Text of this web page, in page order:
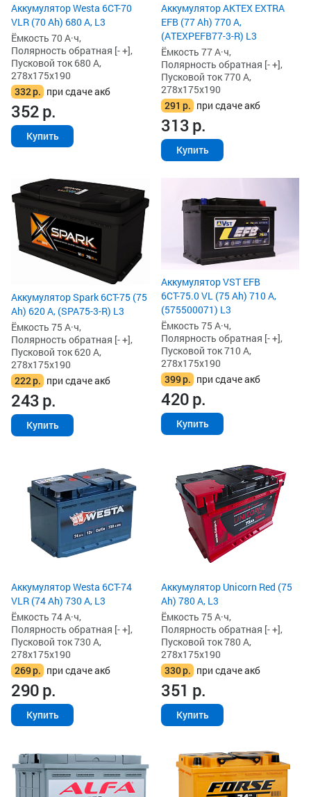
Аккумулятор Westa 6СТ-70
VLR (70 Ah) 680 А, L3
Ёмкость 70 А·ч,
Полярность обратная [- +],
Пусковой ток 680 А,
278x175x190
332р. при сдаче акб
352р.
Купить
Аккумулятор AKTEX EXTRA
EFB (77 Ah) 770 А,
(ATEXPEFB77-3-R) L3
Ёмкость 77 А·ч,
Полярность обратная [- +],
Пусковой ток 770 А,
278x175x190
291 р. при сдаче акб
313р.
Купить
Аккумулятор Spark 6СТ-75 (75
Ah) 620 А, (SPA75-3-R) L3
Ёмкость 75 А·ч,
Полярность обратная [- +],
Пусковой ток 620 А,
278x175x190
222р. при сдаче акб
243р.
Купить
Аккумулятор VST EFB
6СТ-75.0 VL (75 Ah) 710 А,
(575500071) L3
Ёмкость 75 А·ч,
Полярность обратная [- +],
Пусковой ток 710 А,
278x175x190
399р. при сдаче акб
420р.
Купить
Аккумулятор Westa 6СТ-74
VLR (74 Ah) 730 А, L3
Ёмкость 74 А·ч,
Полярность обратная [- +],
Пусковой ток 730 А,
278x175x190
269р. при сдаче акб
290р.
Купить
Аккумулятор Unicorn Red (75
Ah) 780 А, L3
Ёмкость 75 А·ч,
Полярность обратная [- +],
Пусковой ток 780 А,
278x175x190
330р. при сдаче акб
351 р.
Купить